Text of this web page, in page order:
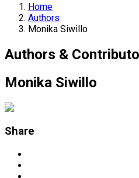
Home
Authors
Monika Siwillo
Authors &
Monika Siwillo
Share